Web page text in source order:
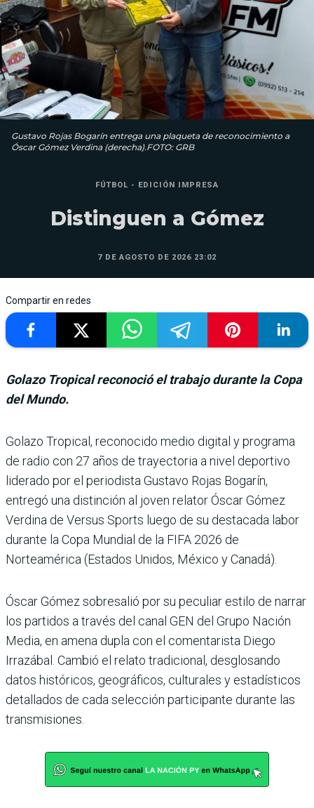
Gustavo Rojas Bogarín entrega una plaqueta de reconocimiento a
Óscar Gómez Verdina (derecha).FOTO: GRB
FÚTBOL - EDICIÓN IMPRESA
Distinguen a Gómez
7 DE AGOSTO DE 2026 23:02
Compartir en redes
Golazo Tropical reconoció el trabajo durante la Copa
del Mundo.
Golazo Tropical, reconocido medio digital y programa
de radio con 27 años de trayec­toria a nivel deportivo
lide­rado por el periodista Gus­tavo Rojas Bogarín,
entregó una distinción al joven rela­tor Óscar Gómez
Verdina de Versus Sports luego de su des­tacada labor
durante la Copa Mundial de la FIFA 2026 de
Norteamérica (Estados Uni­dos, México y Canadá).
Óscar Gómez sobresalió por su peculiar estilo de narrar
los partidos a través del canal GEN del Grupo Nación
Media, en amena dupla con el comentarista Diego
Irrazá­bal. Cambió el relato tradicio­nal, desglosando
datos histó­ricos, geográficos, culturales y estadísticos
detallados de cada selección participante durante las
transmisiones.